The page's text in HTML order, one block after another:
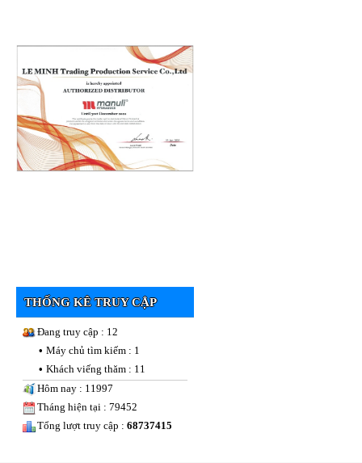
THỐNG KÊ TRUY CẬP
Đang truy cập : 12
• Máy chủ tìm kiếm : 1
• Khách viếng thăm : 11
Hôm nay : 11997
Tháng hiện tại : 79452
Tổng lượt truy cập : 68737415